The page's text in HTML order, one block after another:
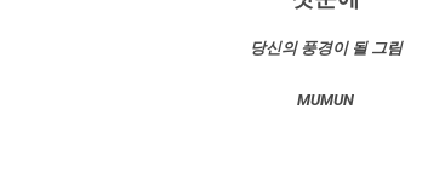
당신의 풍경이 될 그림
MUMUN